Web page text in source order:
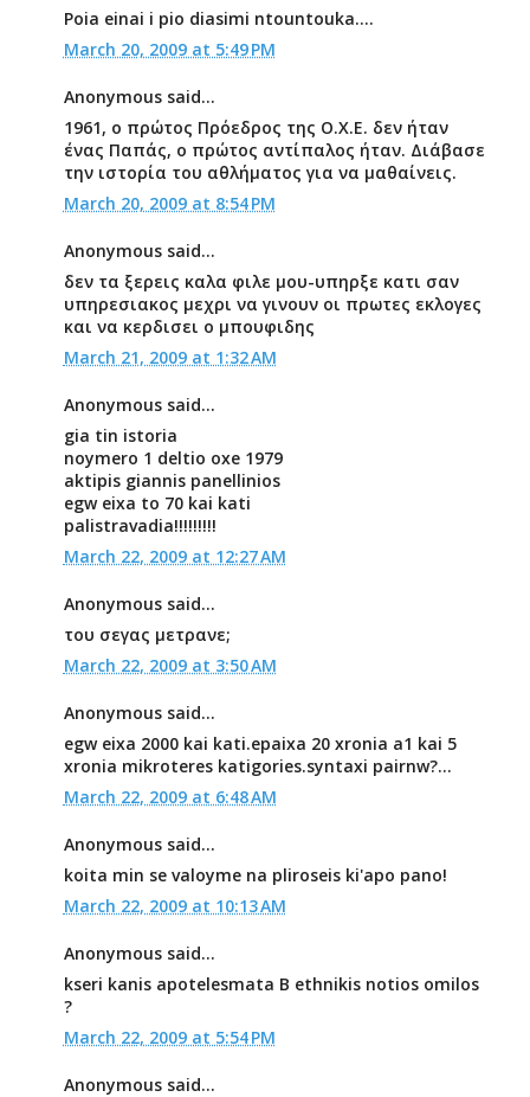
Poia einai i pio diasimi ntountouka....
March 20, 2009 at 5:49 PM
Anonymous said...
1961, ο πρώτος Πρόεδρος της Ο.Χ.Ε. δεν ήταν
ένας Παπάς, ο πρώτος αντίπαλος ήταν. Διάβασε
την ιστορία του αθλήματος για να μαθαίνεις.
March 20, 2009 at 8:54 PM
Anonymous said...
δεν τα ξερεις καλα φιλε μου-υπηρξε κατι σαν
υπηρεσιακος μεχρι να γινουν οι πρωτες εκλογες
και να κερδισει ο μπουφιδης
March 21, 2009 at 1:32 AM
Anonymous said...
gia tin istoria
noymero 1 deltio oxe 1979
aktipis giannis panellinios
egw eixa to 70 kai kati
palistravadia!!!!!!!!!
March 22, 2009 at 12:27 AM
Anonymous said...
του σεγας μετρανε;
March 22, 2009 at 3:50 AM
Anonymous said...
egw eixa 2000 kai kati.epaixa 20 xronia a1 kai 5
xronia mikroteres katigories.syntaxi pairnw?...
March 22, 2009 at 6:48 AM
Anonymous said...
koita min se valoyme na pliroseis ki'apo pano!
March 22, 2009 at 10:13 AM
Anonymous said...
kseri kanis apotelesmata B ethnikis notios omilos
?
March 22, 2009 at 5:54 PM
Anonymous said...